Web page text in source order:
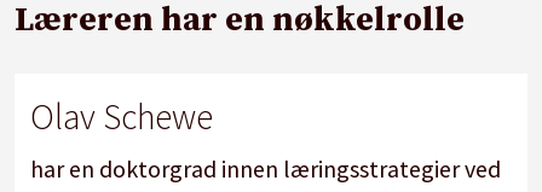
Læreren har en nøkkelrolle
Olav Schewe
har en doktorgrad innen læringsstrategier ved